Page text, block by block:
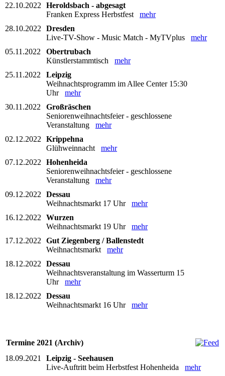
22.10.2022
Heroldsbach - abgesagt
Franken Express Herbstfest mehr
28.10.2022
Dresden
Live-TV-Show - Music Match - MyTVplus mehr
05.11.2022
Obertrubach
Künstlerstammtisch mehr
25.11.2022
Leipzig
Weihnachtsprogramm im Allee Center 15:30
Uhr mehr
30.11.2022
Großräschen
Seniorenweihnachtsfeier - geschlossene
Veranstaltung mehr
02.12.2022
Krippehna
Glühweinnacht mehr
07.12.2022
Hohenheida
Seniorenweihnachtsfeier - geschlossene
Veranstaltung mehr
09.12.2022
Dessau
Weihnachtsmarkt 17 Uhr mehr
16.12.2022
Wurzen
Weihnachtsmarkt 19 Uhr mehr
17.12.2022
Gut Ziegenberg / Ballenstedt
Weihnachtsmarkt mehr
18.12.2022
Dessau
Weihnachtsveranstaltung im Wasserturm 15
Uhr mehr
18.12.2022
Dessau
Weihnachtsmarkt 16 Uhr mehr
Termine 2021 (Archiv)
18.09.2021
Leipzig - Seehausen
Live-Auftritt beim Herbstfest Hohenheida mehr